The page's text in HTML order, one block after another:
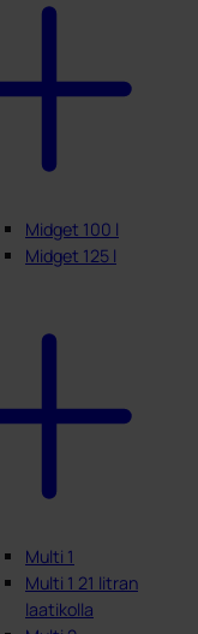
Midget 100 l
Midget 125 l
Multi 1
Multi 1 21 litran
laatikolla